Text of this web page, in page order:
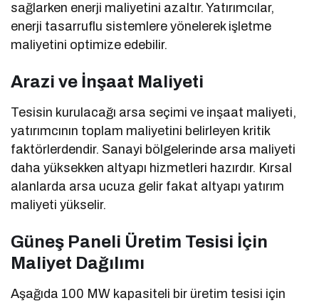
sağlarken enerji maliyetini azaltır. Yatırımcılar,
enerji tasarruflu sistemlere yönelerek işletme
maliyetini optimize edebilir.
Arazi ve İnşaat Maliyeti
Tesisin kurulacağı arsa seçimi ve inşaat maliyeti,
yatırımcının toplam maliyetini belirleyen kritik
faktörlerdendir. Sanayi bölgelerinde arsa maliyeti
daha yüksekken altyapı hizmetleri hazırdır. Kırsal
alanlarda arsa ucuza gelir fakat altyapı yatırım
maliyeti yükselir.
Güneş Paneli Üretim Tesisi İçin
Maliyet Dağılımı
Aşağıda 100 MW kapasiteli bir üretim tesisi için